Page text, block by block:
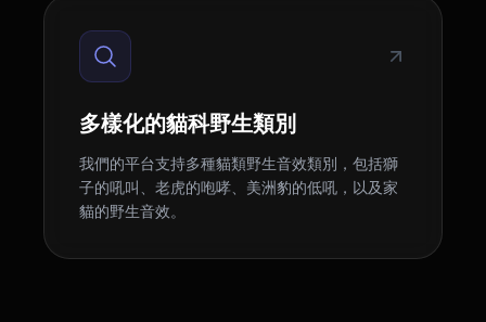
多樣化的貓科野生類別
我們的平台支持多種貓類野生音效類別，包括獅
子的吼叫、老虎的咆哮、美洲豹的低吼，以及家
貓的野生音效。